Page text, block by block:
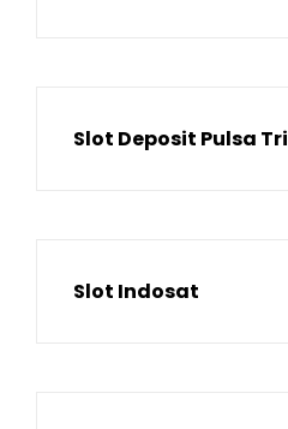
Slot Deposit Pulsa Tri
Slot Indosat